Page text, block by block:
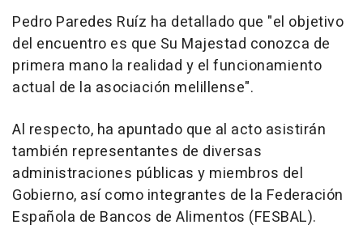
Pedro Paredes Ruíz ha detallado que "el objetivo
del encuentro es que Su Majestad conozca de
primera mano la realidad y el funcionamiento
actual de la asociación melillense".
Al respecto, ha apuntado que al acto asistirán
también representantes de diversas
administraciones públicas y miembros del
Gobierno, así como integrantes de la Federación
Española de Bancos de Alimentos (FESBAL).